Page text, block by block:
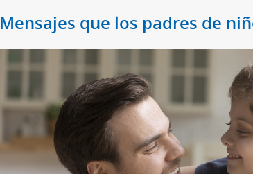
Mensajes que los padres de